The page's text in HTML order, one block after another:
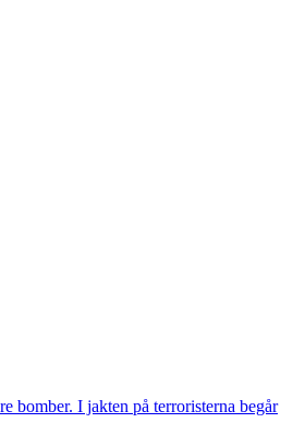
bomber. I jakten på terroristerna begår